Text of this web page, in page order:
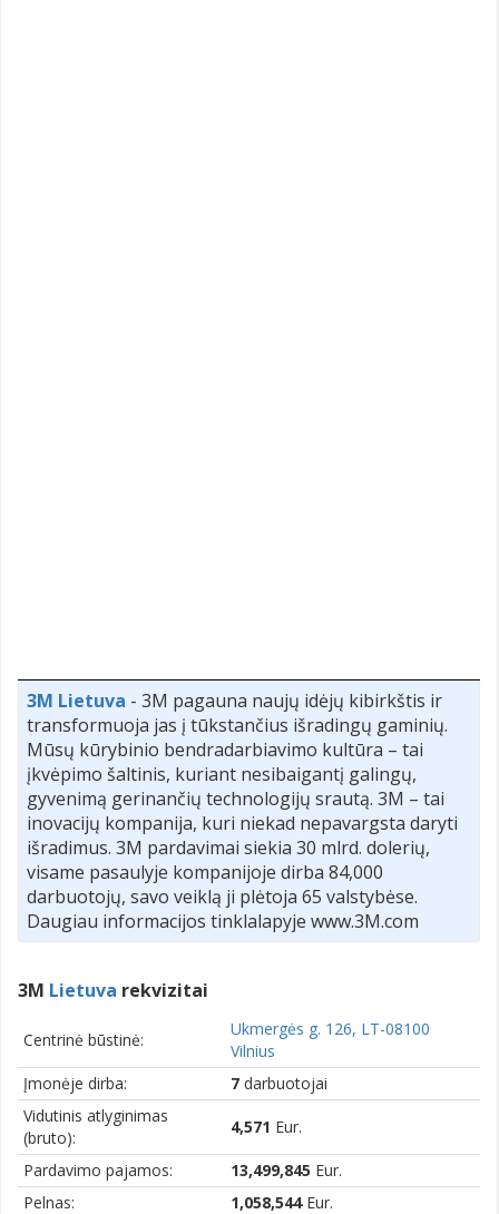
3M Lietuva - 3M pagauna naujų idėjų kibirkštis ir
transformuoja jas į tūkstančius išradingų gaminių.
Mūsų kūrybinio bendradarbiavimo kultūra – tai
įkvėpimo šaltinis, kuriant nesibaigantį galingų,
gyvenimą gerinančių technologijų srautą. 3M – tai
inovacijų kompanija, kuri niekad nepavargsta daryti
išradimus. 3M pardavimai siekia 30 mlrd. dolerių,
visame pasaulyje kompanijoje dirba 84,000
darbuotojų, savo veiklą ji plėtoja 65 valstybėse.
Daugiau informacijos tinklalapyje www.3M.com
3M Lietuva rekvizitai
Centrinė būstinė:
Ukmergės g. 126, LT-08100
Vilnius
Įmonėje dirba:
7 darbuotojai
Vidutinis atlyginimas
(bruto):
4,571 Eur.
Pardavimo pajamos: 13,499,845 Eur.
Pelnas:
1,058,544Eur.